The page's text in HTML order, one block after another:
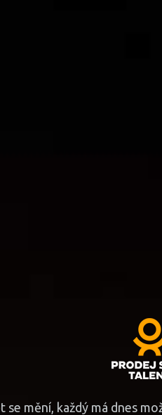
se mění, každý má dnes